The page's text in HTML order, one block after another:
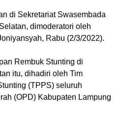
di Sekretariat Swasembada
dimoderatori oleh
Rabu (2/3/2022).
Rembuk Stunting di
itu, dihadiri oleh Tim
(TPPS) seluruh
(OPD) Kabupaten Lampung